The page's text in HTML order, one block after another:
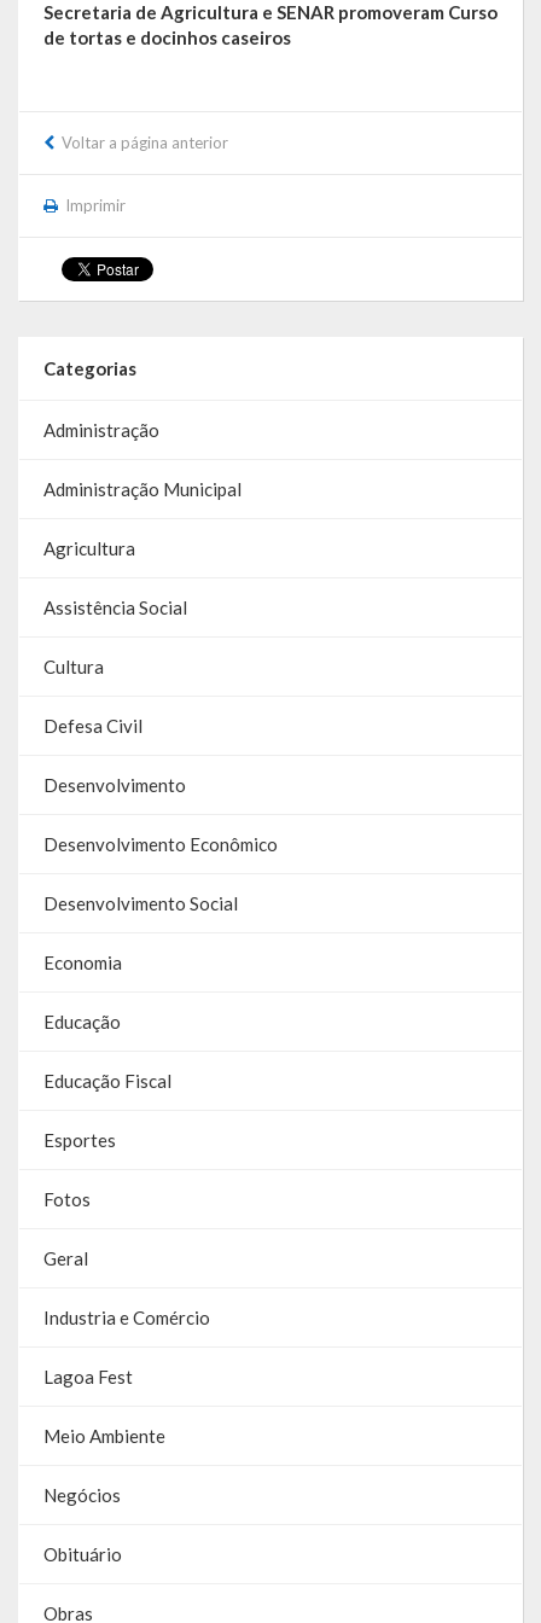
Galeria de Soberanas
Galeria de Fotos
Publicações
Contas
Contas – TCE
Relatório Anual de Gestão
Editais de Concursos/Processos Seletivos
Legislativo
Legislação
Lei Municipal
Parcerias – LEI 13.019/2014
LDO
Transparência
Apresentação
Portal da Transparência
Secretaria de Agricultura e SENAR promoveram Curso
de tortas e docinhos caseiros
Voltar a página anterior
Imprimir
Categorias
Administração
Administração Municipal
Agricultura
Assistência Social
Cultura
Defesa Civil
Desenvolvimento
Desenvolvimento Econômico
Desenvolvimento Social
Economia
Educação
Educação Fiscal
Esportes
Fotos
Geral
Industria e Comércio
Lagoa Fest
Meio Ambiente
Negócios
Obituário
Obras